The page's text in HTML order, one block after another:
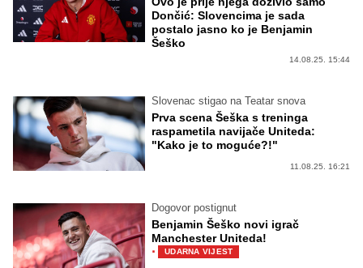
Dončić: Slovencima je sada
postalo jasno ko je Benjamin
Šeško
14.08.25. 15:44
Slovenac stigao na Teatar snova
Prva scena Šeška s treninga
raspametila navijače Uniteda:
"Kako je to moguće?!"
11.08.25. 16:21
Dogovor postignut
Benjamin Šeško novi igrač
Manchester Uniteda!
· UDARNA VIJEST